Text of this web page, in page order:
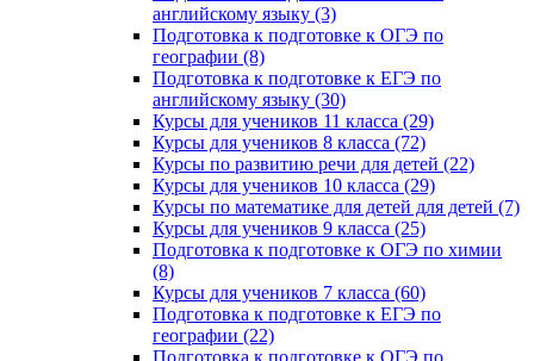
английскому языку (3)
Подготовка к подготовке к ОГЭ по
географии (8)
Подготовка к подготовке к ЕГЭ по
английскому языку (30)
Курсы для учеников 11 класса (29)
Курсы для учеников 8 класса (72)
Курсы по развитию речи для детей (22)
Курсы для учеников 10 класса (29)
Курсы по математике для детей для детей (7)
Курсы для учеников 9 класса (25)
Подготовка к подготовке к ОГЭ по химии
(8)
Курсы для учеников 7 класса (60)
Подготовка к подготовке к ЕГЭ по
географии (22)